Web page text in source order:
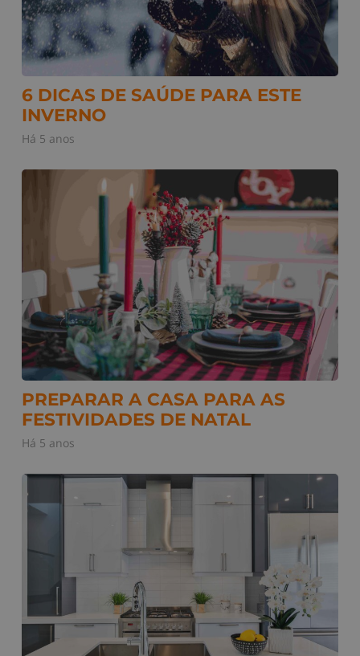
6 DICAS DE SAÚDE PARA ESTE
INVERNO
Há 5 anos
PREPARAR A CASA PARA AS
FESTIVIDADES DE NATAL
Há 5 anos